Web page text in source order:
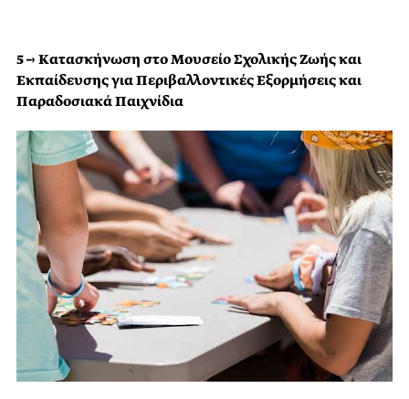
5 → Κατασκήνωση στο Μουσείο Σχολικής Ζωής και
Εκπαίδευσης για Περιβαλλοντικές Εξορμήσεις και
Παραδοσιακά Παιχνίδια